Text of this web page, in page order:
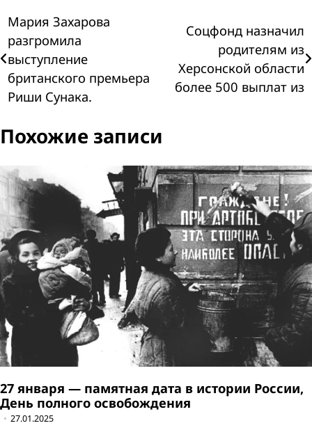
Навигация
по
записям
Мария Захарова
разгромила
выступление
британского премьера
Риши Сунака.
Соцфонд назначил
родителям из
Херсонской области
более 500 выплат из
Похожие записи
27 января — памятная дата в истории России,
День полного освобождения
27.01.2025